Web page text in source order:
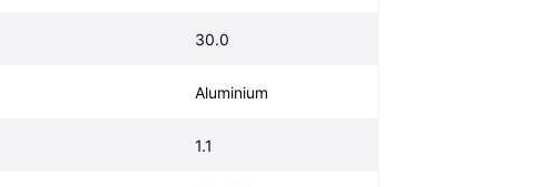
30.0
Aluminium
1.1